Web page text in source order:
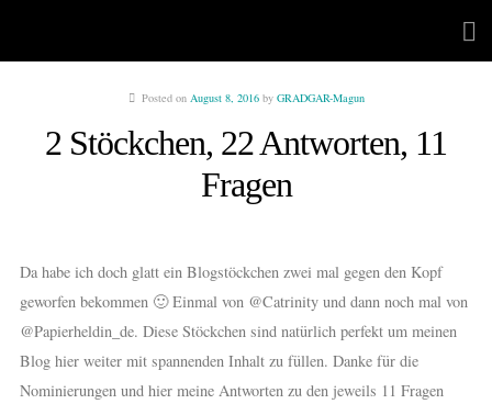
Posted on August 8, 2016by GRADGAR-Magun
2 Stöckchen, 22 Antworten, 11
Fragen
Da habe ich doch glatt ein Blogstöckchen zwei mal gegen den Kopf
geworfen bekommen 🙂 Einmal von @Catrinity und dann noch mal von
@Papierheldin_de. Diese Stöckchen sind natürlich perfekt um meinen
Blog hier weiter mit spannenden Inhalt zu füllen. Danke für die
Nominierungen und hier meine Antworten zu den jeweils 11 Fragen